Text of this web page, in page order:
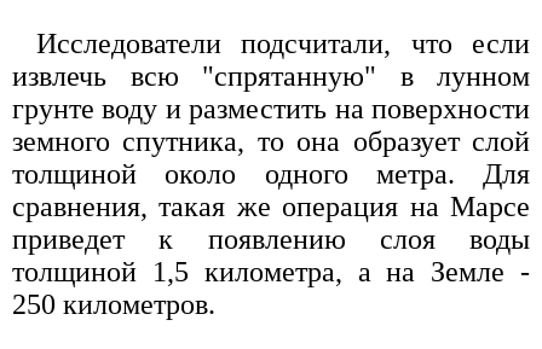
Исследователи подсчитали, что если
извлечь всю "спрятанную" в лунном
грунте воду и разместить на поверхности
земного спутника, то она образует слой
толщиной около одного метра. Для
сравнения, такая же операция на Марсе
приведет к появлению слоя воды
толщиной 1,5 километра, а на Земле -
250 километров.